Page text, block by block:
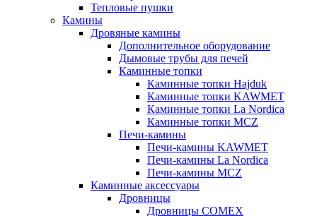
Тепловые пушки
Камины
Дровяные камины
Дополнительное оборудование
Дымовые трубы для печей
Каминные топки
Каминные топки Hajduk
Каминные топки KAWMET
Каминные топки La Nordica
Каминные топки MCZ
Печи-камины
Печи-камины KAWMET
Печи-камины La Nordica
Печи-камины MCZ
Каминные аксессуары
Дровницы
Дровницы COMEX